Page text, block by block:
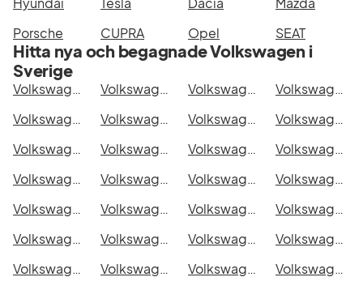
Porsche
CUPRA Opel SEAT
Hitta nya och begagnade Volkswagen i
Sverige
Volkswagen Caddy Alltrack Van i Stockholm Volkswagen Caddy Alltrack Van i Göteborg Volkswagen Caddy Alltrack Van i Helsingborg
Volkswagen Caddy Alltrack Van i Jönköping
Volkswagen Caddy Alltrack Van i Malmö
Volkswagen Caddy Alltrack Van i Örebro Volkswagen Caddy Alltrack Van i Norrköping
Volkswagen Caddy Alltrack Van i Linköping
Volkswagen Caddy Alltrack Van i Uppsala
Volkswagen Caddy Alltrack Van i Västerås Volkswagen Caddy Alltrack Van i Halmstad
Volkswagen Caddy Alltrack Van i Växjö
Volkswagen Caddy Alltrack Van i Eskilstuna
Volkswagen Caddy Alltrack Van i Kalmar Volkswagen Caddy Alltrack Van i Karlskrona
Volkswagen Caddy Alltrack Van i Karlstad
Volkswagen Caddy Alltrack Van i Kristianstad
Volkswagen Caddy Alltrack Van i Sundsvall Volkswagen Caddy Alltrack Van i Umeå
Volkswagen Caddy Alltrack Van i Varberg
Volkswagen Caddy Alltrack Van i Borås
Volkswagen Caddy Alltrack Van i Falkenberg Volkswagen Caddy Alltrack Van i Gävle
Volkswagen Caddy Alltrack Van i Luleå
Volkswagen Caddy Alltrack Van i Lund
Volkswagen Caddy Alltrack Van i Mönsterås Volkswagen Caddy Alltrack Van i Uddevalla
Volkswagen Caddy Alltrack Van i Västervik